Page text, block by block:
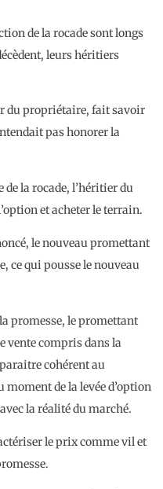
de la rocade sont longs
leurs héritiers
du propriétaire, fait savoir
pas honorer la
de la rocade, l’héritier du
et acheter le terrain.
le nouveau promettant
ce qui pousse le nouveau
promesse, le promettant
vente compris dans la
cohérent au
moment de la levée d’option
la réalité du marché.
le prix comme vil et